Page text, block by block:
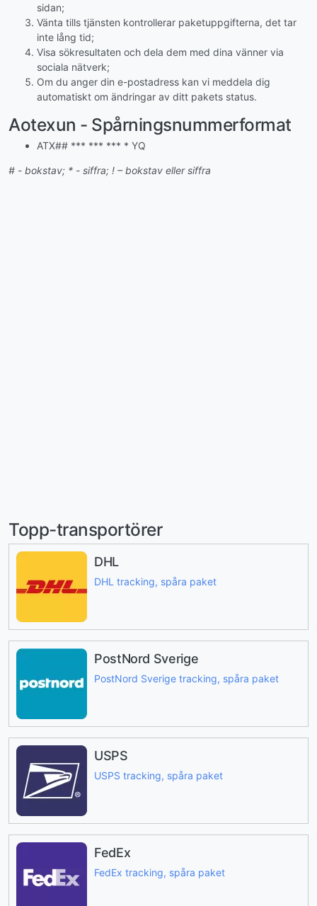
sidan;
Vänta tills tjänsten kontrollerar paketuppgifterna, det tar
inte lång tid;
Visa sökresultaten och dela dem med dina vänner via
sociala nätverk;
Om du anger din e-postadress kan vi meddela dig
automatiskt om ändringar av ditt pakets status.
Aotexun - Spårningsnummerformat
ATX## *** *** *** * YQ
# - bokstav; * - siffra; ! – bokstav eller siffra
Topp-transportörer
DHL
DHL tracking, spåra paket
PostNord Sverige
PostNord Sverige tracking, spåra paket
USPS
USPS tracking, spåra paket
FedEx
FedEx tracking, spåra paket